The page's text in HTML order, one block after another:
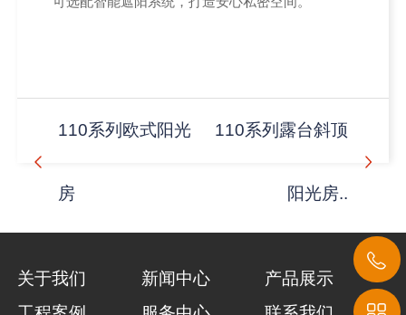
110系列欧式阳光
房
110系列露台斜顶
阳光房..
关于我们 新闻中心
产品展示